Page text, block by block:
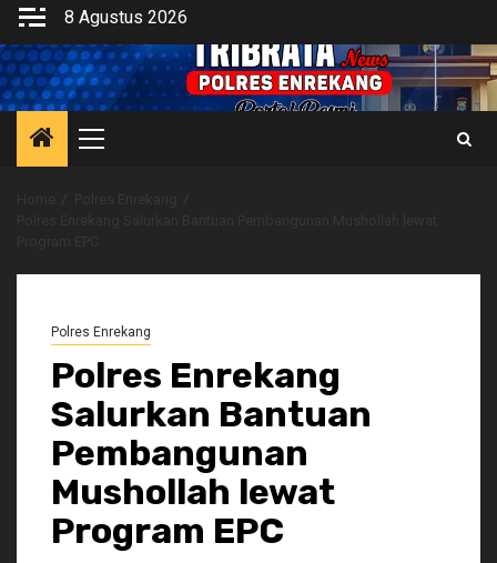
Skip
content
8 Agustus 2026
Primary
Polres Enrekang
Polres Enrekang
Salurkan Bantuan
Pembangunan
Mushollah lewat
Program EPC